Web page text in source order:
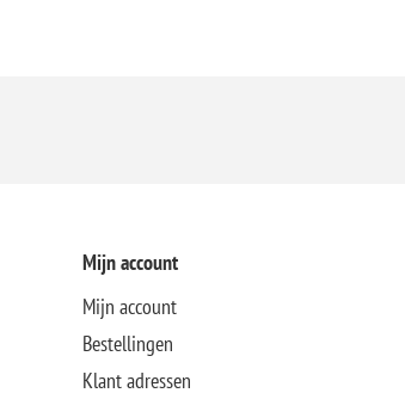
Mijn account
Mijn account
Bestellingen
Klant adressen